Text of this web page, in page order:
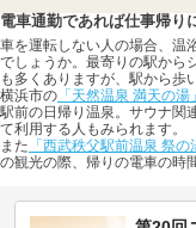
電車通勤であれば仕事帰り
車を運転しない人の場合、温
でしょうか。最寄りの駅から
も多くありますが、駅から歩
横浜市の 「天然温泉 満天の湯」
駅前の日帰り温泉。サウナ関
て利用する人もみられます。
また 「西武秩父駅前温泉 祭の
の観光の際、帰りの電車の時